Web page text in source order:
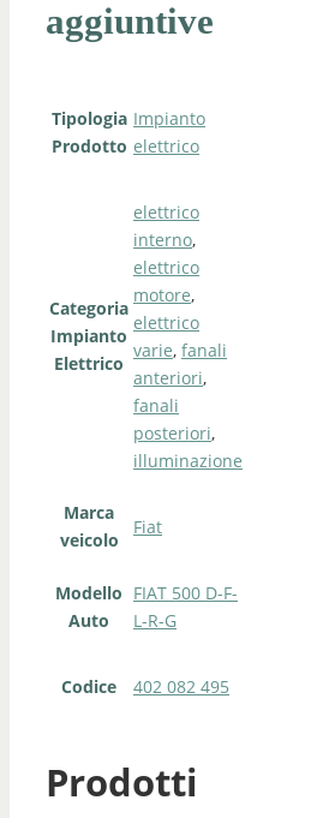
aggiuntive
Tipologia
Prodotto
Impianto
elettrico
Categoria
Impianto
Elettrico
elettrico
interno,
elettrico
motore,
elettrico
varie, fanali
anteriori,
fanali
posteriori,
illuminazione
Marca
veicolo
Fiat
Modello
Auto
FIAT 500 D-F-
L-R-G
Codice 402 082 495
Prodotti